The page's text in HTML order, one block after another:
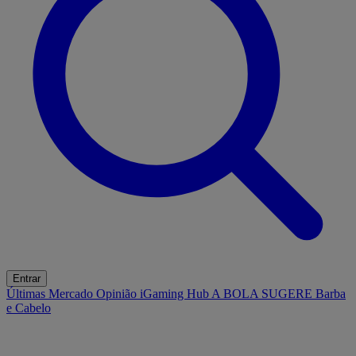
Entrar
Últimas Mercado Opinião iGaming Hub A BOLA SUGERE Barba
e Cabelo